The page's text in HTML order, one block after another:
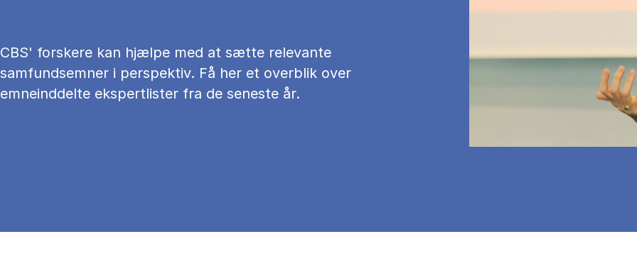
CBS' forskere kan hjælpe med at sætte relevante
samfundsemner i perspektiv. Få her et overblik over
emneinddelte ekspertlister fra de seneste år.